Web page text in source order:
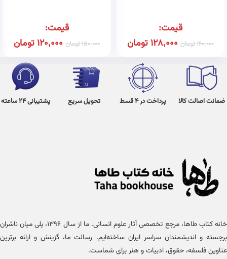
قیمت:
160,000تومان 128,000تومان
قیمت:
150,000تومان 120,000تومان
ضمانت اصالت کالا پرداخت در 4 قسط تحویل سریع پشتیبانی 24 ساعته
خانه کتاب طاها، مرجع تخصصی آثار علوم انسانی. ما از سال ۱۳۹۶، پلی میان ناشران
برجسته و اندیشمندان سراسر ایران ساخته‌ایم. رسالت ما، گزینش و ارائه برترین
عناوین فلسفه، حقوق، ادبیات و هنر برای شماست.